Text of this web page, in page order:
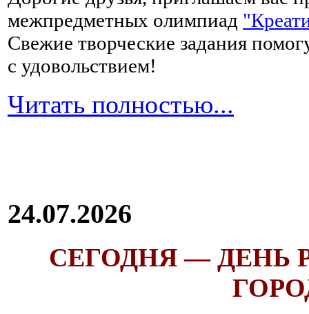
межпредметных олимпиад
Свежие творческие задания
с удовольствием!
Читать полностью...
24.07.2026
СЕГОДНЯ — ДЕНЬ